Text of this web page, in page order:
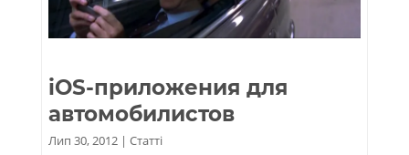
iOS-приложения для
автомобилистов
Лип 30, 2012| Статті